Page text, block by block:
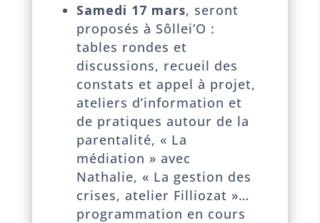
Samedi 17 mars, seront
proposés à Sôllei’O :
tables rondes et
discussions, recueil des
constats et appel à projet,
ateliers d’information et
de pratiques autour de la
parentalité, « La
médiation » avec
Nathalie, « La gestion des
crises, atelier Filliozat »…
programmation en cours